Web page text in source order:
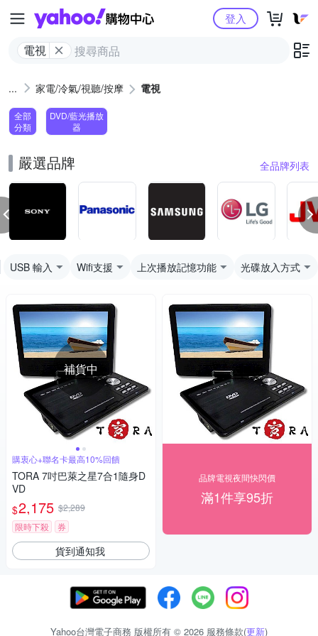
Yahoo購物中心
電視
登入
家電/冷氣/視聽/按摩 電視
全部
分類
DVD/藍光播放
器
嚴選品牌 全品牌列表
USB 輸入 Wifi支援 上次播放記憶功能 光碟放入方式
補貨中
購衷心+聯名卡最高10%回饋
TORA 7吋巴萊之星7合1隨身D
VD
$2,175 $2,289
限時下殺
券
貨到通知我
品牌電視夜間快閃價
滿1件享95折
Yahoo台灣電子商務 版權所有 © 2026 服務條款(更新)